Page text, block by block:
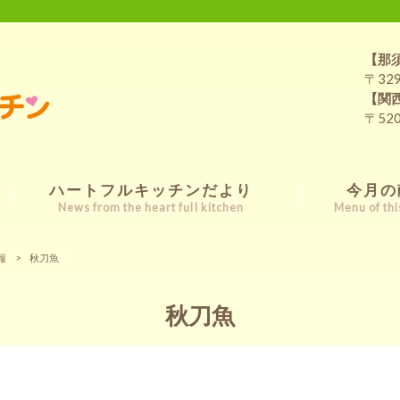
【那
〒
【関
〒
ハートフルキッチンだより
News from the heart full kitchen
今月
Menu of
> 秋刀魚
秋刀魚